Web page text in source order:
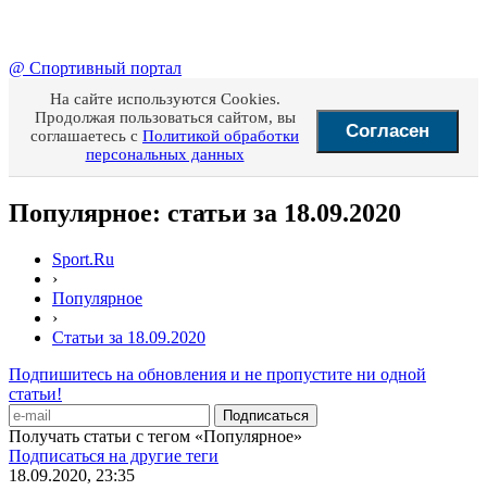
@ Спортивный портал
На сайте используются Cookies.
Продолжая пользоваться сайтом, вы
соглашаетесь с Политикой обработки
персональных данных
Согласен
Популярное: статьи за 18.09.2020
Sport.Ru
›
Популярное
›
Статьи за 18.09.2020
Подпишитесь на обновления и не пропустите ни одной
статьи!
Получать статьи с тегом «Популярное»
Подписаться на другие теги
18.09.2020, 23:35